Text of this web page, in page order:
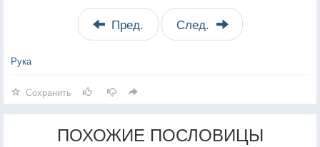
Пред. След.
Рука
Сохранить
ПОХОЖИЕ ПОСЛОВИЦЫ